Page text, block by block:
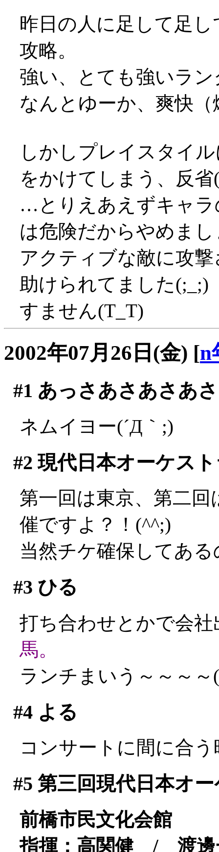
昨日の人に足して足
攻略。
強い、とても強いラ
なんとゆーか、爽快（
しかしプレイスタイ
をかけてしまう、反省
…とりえあえずキャラ
は危険だからやめま
アクティブな敵に攻
助けられてました(;_;)
すません(T_T)
2002年07月26日(金) [n
#1 あっさあさあさあさ
ネムイヨー(´Д｀;)
#2 現代日本オーケス
第一回は東京、第二
催ですよ？！(^^;)
当然チケ確保してあ
#3 ひる
打ち合わせとかで会
馬。
ランチまいう～～～～
#4よる
コンサートに間に合
#5 第三回現代日本オ
前橋市民文化会館
指揮：高関健 / 渡邊